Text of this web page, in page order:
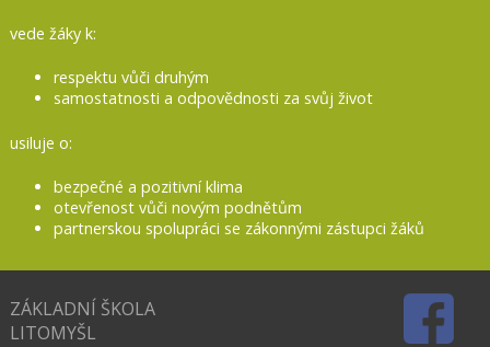
vede žáky k:
respektu vůči druhým
samostatnosti a odpovědnosti za svůj život
usiluje o:
bezpečné a pozitivní klima
otevřenost vůči novým podnětům
partnerskou spolupráci se zákonnými zástupci žáků
ZÁKLADNÍ ŠKOLA
LITOMYŠL